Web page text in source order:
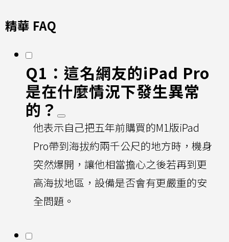
精華 FAQ
Q1：這名網友的iPad Pro
是在什麼情況下發生異常
的？
他表示自己把五年前購買的M1版iPad
Pro帶到海拔約兩千公尺的地方時，機身
突然爆開，讓他相當擔心之後若再到更
高海拔地區，設備是否會有更嚴重的安
全問題。